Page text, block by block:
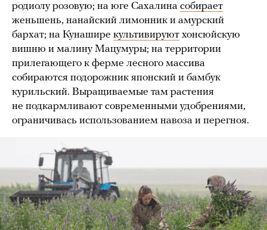
родиолу розовую; на юге Сахалина собирает
женьшень, нанайский лимонник и амурский
бархат; на Кунашире культивируют хонсюйскую
вишню и малину Мацумуры; на территории
прилегающего к ферме лесного массива
собираются подорожник японский и бамбук
курильский. Выращиваемые там растения
не подкармливают современными удобрениями,
ограничивась использованием навоза и перегноя.